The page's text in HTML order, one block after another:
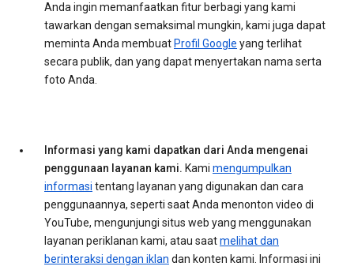
Anda ingin memanfaatkan fitur berbagi yang kami
tawarkan dengan semaksimal mungkin, kami juga dapat
meminta Anda membuat Profil Google yang terlihat
secara publik, dan yang dapat menyertakan nama serta
foto Anda.
Informasi yang kami dapatkan dari Anda mengenai
penggunaan layanan kami. Kami mengumpulkan
informasi tentang layanan yang digunakan dan cara
penggunaannya, seperti saat Anda menonton video di
YouTube, mengunjungi situs web yang menggunakan
layanan periklanan kami, atau saatmelihat dan
berinteraksi dengan iklan dan konten kami. Informasi ini